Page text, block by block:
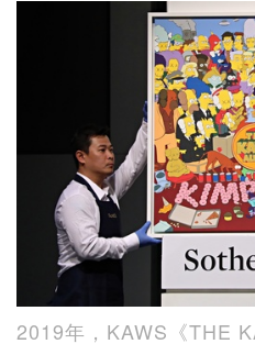
2019年，KAWS《THE